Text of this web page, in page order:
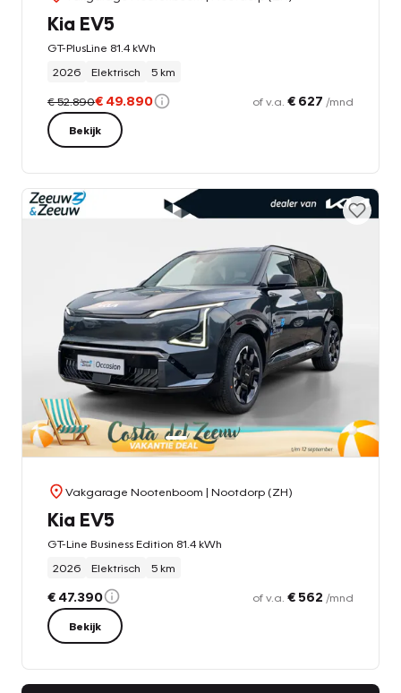
Kia EV5
GT-PlusLine 81.4 kWh
2026
Elektrisch 5 km
€ 52.890€ 49.890 of v.a. € 627 /mnd
Bekijk
Vakgarage Nootenboom | Nootdorp (ZH)
Kia EV5
GT-Line Business Edition 81.4 kWh
2026
Elektrisch 5 km
€ 47.390 of v.a. € 562 /mnd
Bekijk